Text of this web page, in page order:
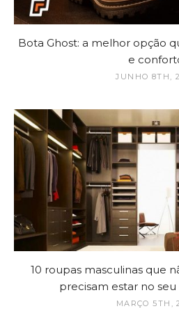
Bota Ghost: a melhor opção
e
JUNHO 8TH,
10 roupas masculinas que
precisam estar no
MARÇO 5TH,